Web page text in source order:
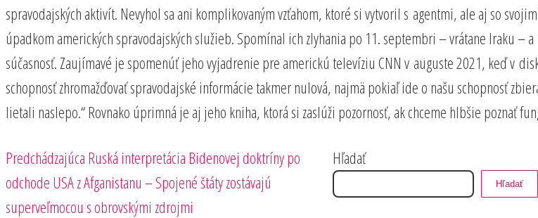
spravodajských aktivít. Nevyhol sa ani komplikovaným vzťahom, ktoré si vytvoril s agentmi, ale aj so
úpadkom amerických spravodajských služieb. Spomínal ich zlyhania po 11. septembri – vrátane Iraku –
súčasnosť. Zaujímavé je spomenúť jeho vyjadrenie pre americkú televíziu CNN v auguste 2021, keď v
schopnosť zhromažďovať spravodajské informácie takmer nulová, najmä pokiaľ ide o našu schopnosť
lietali naslepo.“ Rovnako úprimná je aj jeho kniha, ktorá si zaslúži pozornosť, ak chceme hlbšie poznať
Navigácia
v
Predchádzajúci
príspevok
Predchádzajúca Ruská interpretácia Bidenovej doktríny po
odchode USA z Afganistanu – Spojené štáty zostávajú
superveľmocou s obrovskými zdrojmi
Hľadať
Hľadať